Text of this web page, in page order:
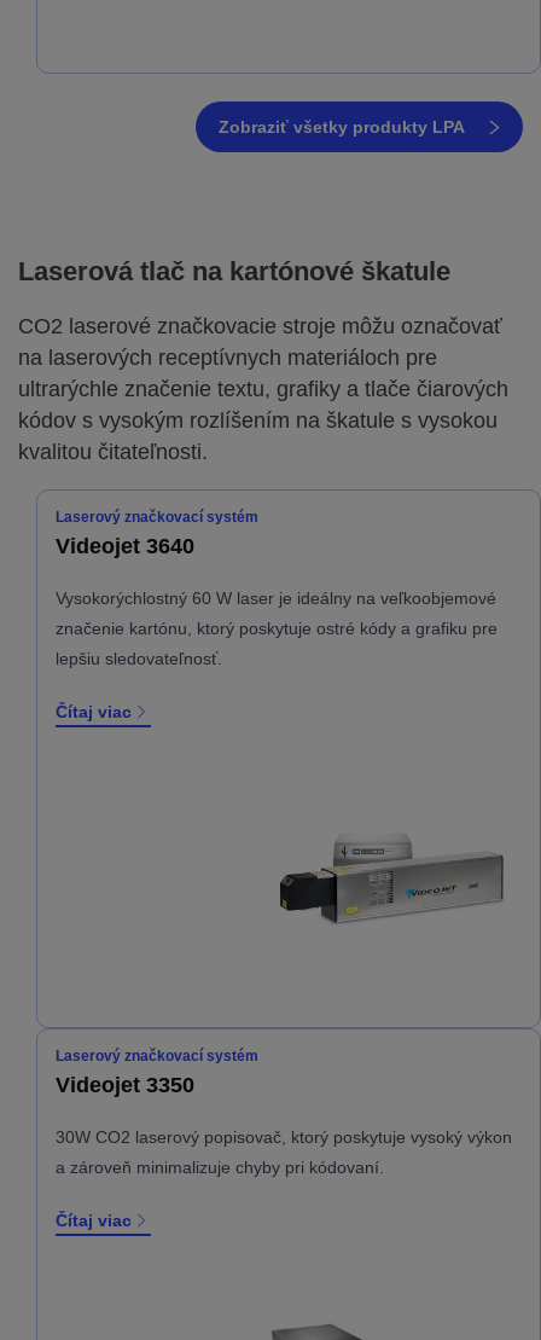
Zobraziť všetky produkty LPA
Laserová tlač na kartónové škatule
CO2 laserové značkovacie stroje môžu označovať
na laserových receptívnych materiáloch pre
ultrarýchle značenie textu, grafiky a tlače čiarových
kódov s vysokým rozlíšením na škatule s vysokou
kvalitou čitateľnosti.
Laserový značkovací systém
Videojet 3640
Vysokorýchlostný 60 W laser je ideálny na veľkoobjemové
značenie kartónu, ktorý poskytuje ostré kódy a grafiku pre
lepšiu sledovateľnosť.
Čítaj viac
Laserový značkovací systém
Videojet 3350
30W CO2 laserový popisovač, ktorý poskytuje vysoký výkon
a zároveň minimalizuje chyby pri kódovaní.
Čítaj viac